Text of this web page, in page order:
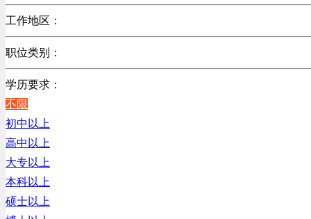
工作地区：
不限
北京
广东
江苏
陕西
浙江
辽宁
上海
职位类别：
不限
机械制造/仪器仪表类
计算机硬件类
销售管理类
计算机软件类
贸易/物流/仓储/采购类
客服及凯发娱乐网址的技术支持类
高级管理类
学历要求：
不限
初中以上
高中以上
大专以上
本科以上
硕士以上